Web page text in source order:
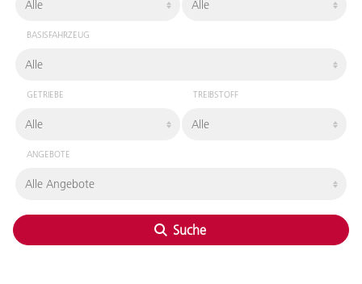
BASISFAHRZEUG
GETRIEBE TREIBSTOFF
ANGEBOTE
Suche